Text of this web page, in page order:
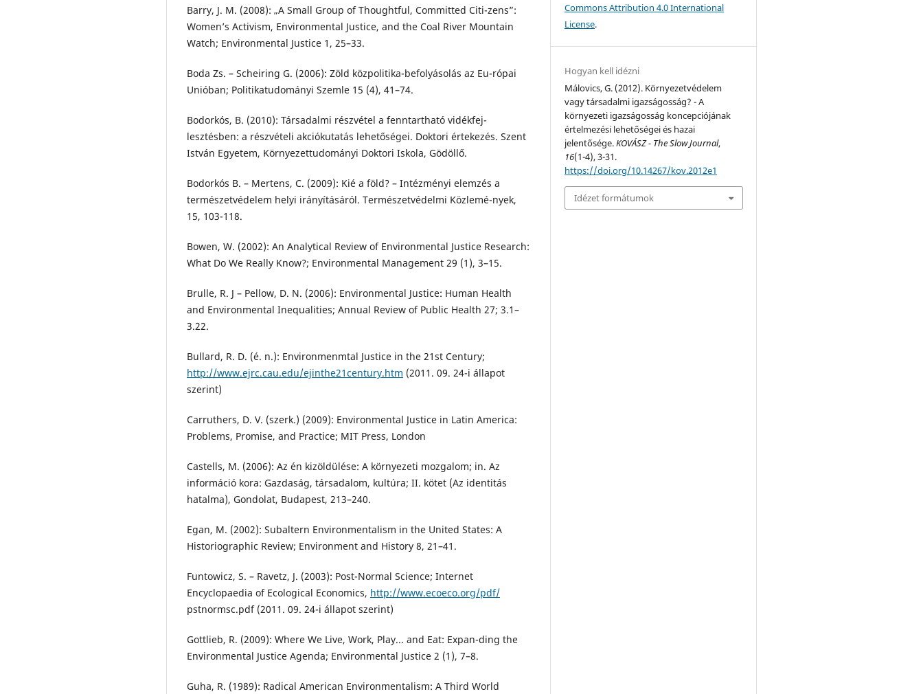
Barry, J. M. (2008): „A Small Group of Thoughtful, Committed Citi-zens”:
Women’s Activism, Environmental Justice, and the Coal River Mountain
Watch; Environmental Justice 1, 25–33.
Boda Zs. – Scheiring G. (2006): Zöld közpolitika-befolyásolás az Eu-rópai
Unióban; Politikatudományi Szemle 15 (4), 41–74.
Bodorkós, B. (2010): Társadalmi részvétel a fenntartható vidékfej-
lesztésben: a részvételi akciókutatás lehetőségei. Doktori értekezés. Szent
István Egyetem, Környezettudományi Doktori Iskola, Gödöllő.
Bodorkós B. – Mertens, C. (2009): Kié a föld? – Intézményi elemzés a
természetvédelem helyi irányításáról. Természetvédelmi Közlemé-nyek,
15, 103-118.
Bowen, W. (2002): An Analytical Review of Environmental Justice Research:
What Do We Really Know?; Environmental Management 29 (1), 3–15.
Brulle, R. J – Pellow, D. N. (2006): Environmental Justice: Human Health
and Environmental Inequalities; Annual Review of Public Health 27; 3.1–
3.22.
Bullard, R. D. (é. n.): Environmenmtal Justice in the 21st Century;
http://www.ejrc.cau.edu/ejinthe21century.htm (2011. 09. 24-i állapot
szerint)
Carruthers, D. V. (szerk.) (2009): Environmental Justice in Latin America:
Problems, Promise, and Practice; MIT Press, London
Castells, M. (2006): Az én kizöldülése: A környezeti mozgalom; in. Az
információ kora: Gazdaság, társadalom, kultúra; II. kötet (Az identitás
hatalma), Gondolat, Budapest, 213–240.
Egan, M. (2002): Subaltern Environmentalism in the United States: A
Historiographic Review; Environment and History 8, 21–41.
Funtowicz, S. – Ravetz, J. (2003): Post-Normal Science; Internet
Encyclopaedia of Ecological Economics, http://www.ecoeco.org/pdf/
pstnormsc.pdf (2011. 09. 24-i állapot szerint)
Gottlieb, R. (2009): Where We Live, Work, Play... and Eat: Expan-ding the
Environmental Justice Agenda; Environmental Justice 2 (1), 7–8.
Guha, R. (1989): Radical American Environmentalism: A Third World
Commons Attribution 4.0 International
License.
Hogyan kell idézni
Málovics, G. (2012). Környezetvédelem
vagy társadalmi igazságosság? - A
környezeti igazságosság koncepciójának
értelmezési lehetőségei és hazai
jelentősége.KOVÁSZ - The Slow Journal,
16(1-4), 3-31.
https://doi.org/10.14267/kov.2012e1
Idézet formátumok